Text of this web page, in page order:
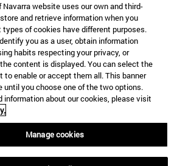
website uses our own and third-
and retrieve information when you
types of cookies have different purposes.
you as a user, obtain information
habits respecting your privacy, or
content is displayed. You can select the
to enable or accept them all. This banner
until you choose one of the two options.
information about our cookies, please visit
Manage cookies